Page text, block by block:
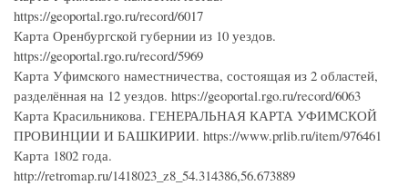
https://geoportal.rgo.ru/record/6017
Карта Оренбургской губернии из 10 уездов.
https://geoportal.rgo.ru/record/5969
Карта Уфимского наместничества, состоящая из 2 областей,
разделённая на 12 уездов. https://geoportal.rgo.ru/record/6063
Карта Красильникова. ГЕНЕРАЛЬНАЯ КАРТА УФИМСКОЙ
ПРОВИНЦИИ И БАШКИРИИ. https://www.prlib.ru/item/976461
Карта 1802 года.
http://retromap.ru/1418023_z8_54.314386,56.673889